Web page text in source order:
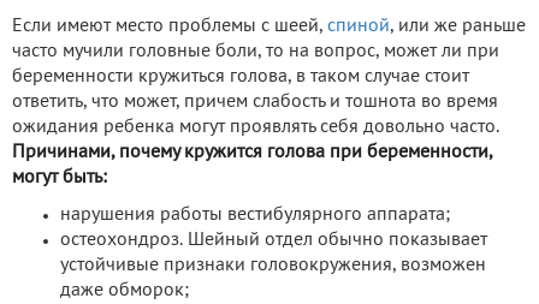
Если имеют место проблемы с шеей, спиной, или же раньше
часто мучили головные боли, то на вопрос, может ли при
беременности кружиться голова, в таком случае стоит
ответить, что может, причем слабость и тошнота во время
ожидания ребенка могут проявлять себя довольно часто.
Причинами, почему кружится голова при беременности,
могут быть:
нарушения работы вестибулярного аппарата;
остеохондроз. Шейный отдел обычно показывает
устойчивые признаки головокружения, возможен
даже обморок;